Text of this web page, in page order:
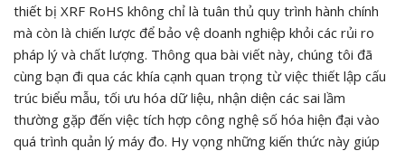
thiết bị XRF RoHS không chỉ là tuân thủ quy trình hành chính
mà còn là chiến lược để bảo vệ doanh nghiệp khỏi các rủi ro
pháp lý và chất lượng. Thông qua bài viết này, chúng tôi đã
cùng bạn đi qua các khía cạnh quan trọng từ việc thiết lập cấu
trúc biểu mẫu, tối ưu hóa dữ liệu, nhận diện các sai lầm
thường gặp đến việc tích hợp công nghệ số hóa hiện đại vào
quá trình quản lý máy đo. Hy vọng những kiến thức này giúp